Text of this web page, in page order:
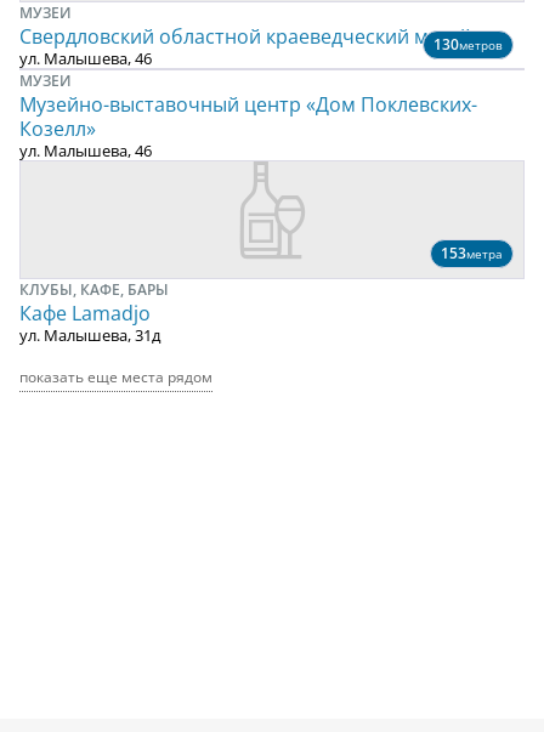
МУЗЕИ
Свердловский областной краеведческий музей
ул. Малышева, 46
130метров
МУЗЕИ
Музейно-выставочный центр «Дом Поклевских-
Козелл»
ул. Малышева, 46
153метра
КЛУБЫ, КАФЕ, БАРЫ
Кафе Lamadjo
ул. Малышева, 31д
показать еще места рядом